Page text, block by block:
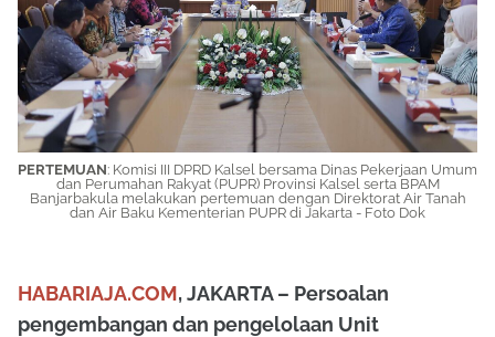
PERTEMUAN: Komisi III DPRD Kalsel bersama Dinas Pekerjaan Umum
dan Perumahan Rakyat (PUPR) Provinsi Kalsel serta BPAM
Banjarbakula melakukan pertemuan dengan Direktorat Air Tanah
dan Air Baku Kementerian PUPR di Jakarta - Foto Dok
HABARIAJA.COM, JAKARTA – Persoalan
pengembangan dan pengelolaan Unit